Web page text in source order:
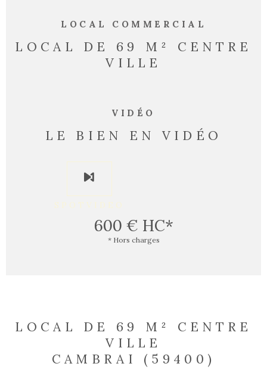
LOCAL COMMERCIAL
LOCAL DE 69 M² CENTRE
VILLE
VIDÉO
LE BIEN EN VIDÉO
SPOTVIDEO
600 € HC*
* Hors charges
LOCAL DE 69 M² CENTRE
VILLE
CAMBRAI (59400)